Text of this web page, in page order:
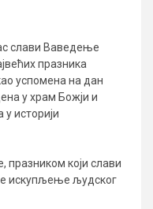
слави Ваведење
празника
успомена на дан
у храм Божји и
у историји
који слави
искупљење људског